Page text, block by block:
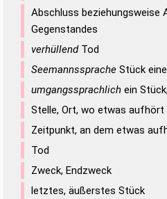
Abschluss beziehungsweise
Gegenstandes
verhüllendTod
Seemannssprache Stück
umgangssprachlich ein
Stelle, Ort, wo etwas aufhört
Zeitpunkt, an dem etwas
Tod
Zweck, Endzweck
letztes, äußerstes Stück